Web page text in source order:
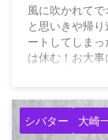
嘘がバレた
る
風に吹かれて
と思いきや帰
ートしてしま
は休む！お大事
シバター 大崎